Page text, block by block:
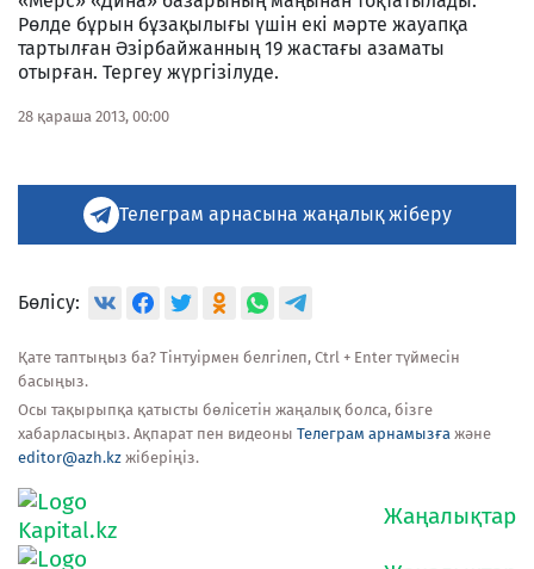
Рөлде бұрын бұзақылығы үшін екі мәрте жауапқа
тартылған Әзірбайжанның 19 жастағы азаматы
отырған. Тергеу жүргізілуде.
28 қараша 2013, 00:00
Телеграм арнасына жаңалық жіберу
Бөлісу:
Қате таптыңыз ба? Тінтуірмен белгілеп, Ctrl + Enter түймесін
басыңыз.
Осы тақырыпқа қатысты бөлісетін жаңалық болса, бізге
хабарласыңыз. Ақпарат пен видеоны Телеграм арнамызға және
editor@azh.kz жіберіңіз.